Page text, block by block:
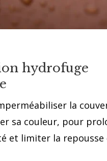
hydrofuge
la
sa couleur, pour
et limiter la repousse